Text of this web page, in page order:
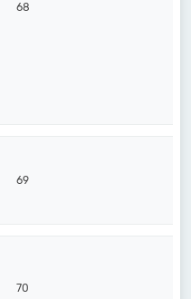
68
69
70